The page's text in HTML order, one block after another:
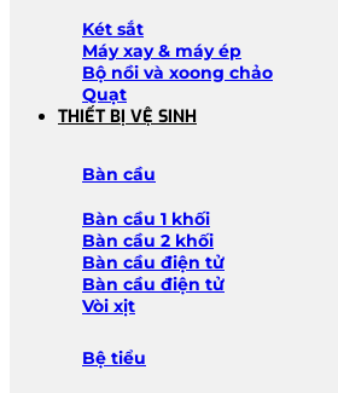
Két sắt
Máy xay & máy ép
Bộ nồi và xoong chảo
Quạt
THIẾT BỊ VỆ SINH
Bàn cầu
Bàn cầu 1 khối
Bàn cầu 2 khối
Bàn cầu điện tử
Bàn cầu điện tử
Vòi xịt
Bệ tiểu